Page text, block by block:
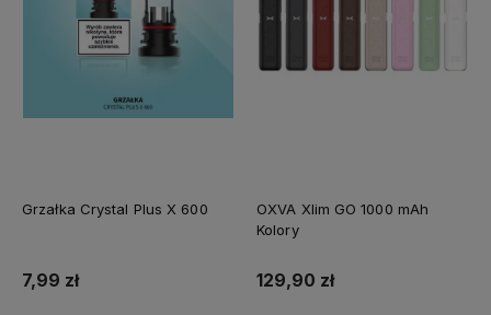
Grzałka Crystal Plus X 600
7,99 zł
OXVA Xlim GO 1000 mAh
Kolory
129,90 zł